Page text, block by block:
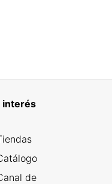
interés
de